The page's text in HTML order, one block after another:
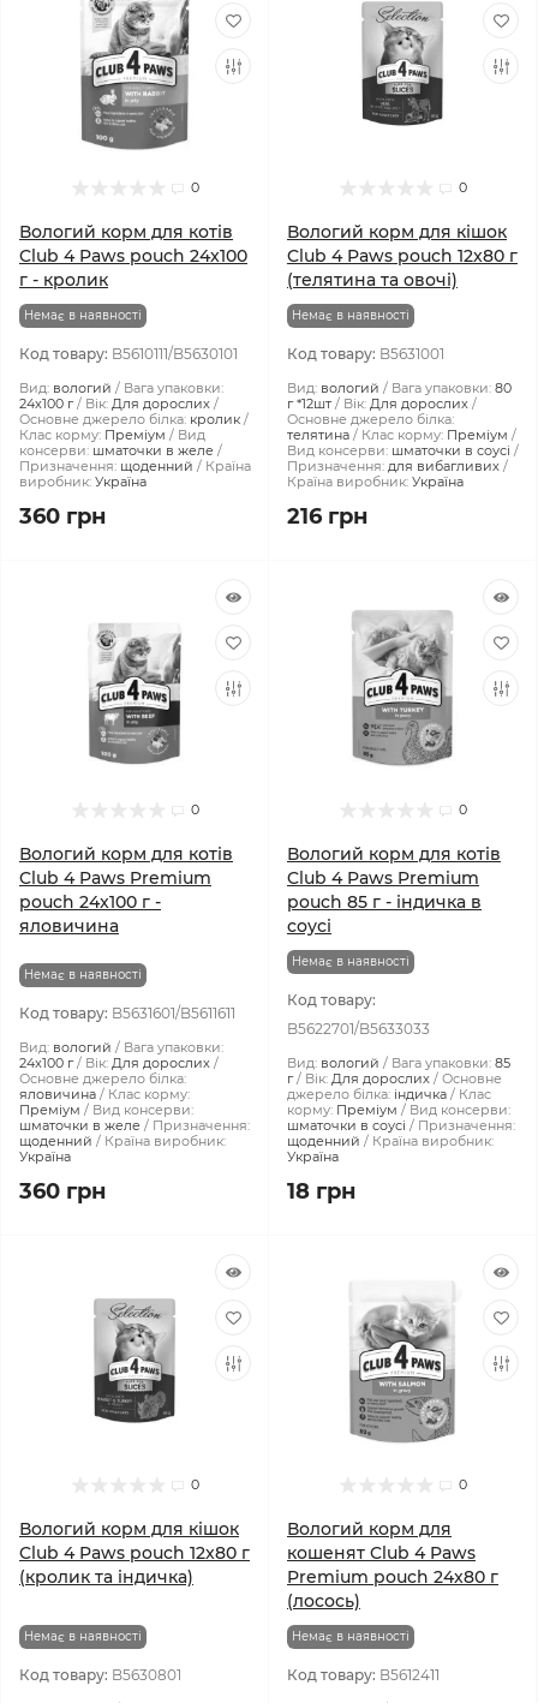
0
Вологий корм для котів
Club 4 Paws pouch 24x100
г - кролик
Немає в наявності
Код товару: B5610111/B5630101
Вид: вологий
Вага упаковки:
24x100 г
Вік: Для дорослих
Основне джерело білка: кролик
Клас корму: Преміум
Вид
консерви: шматочки в желе
Призначення: щоденний
Країна
виробник: Україна
360 грн
0
Вологий корм для кішок
Club 4 Paws pouch 12x80 г
(телятина та овочі)
Немає в наявності
Код товару: B5631001
Вид: вологий Вага упаковки: 80
г *12шт
Вік: Для дорослих
Основне джерело білка:
телятина
Клас корму: Преміум
Вид консерви: шматочки в соусі
Призначення: для вибагливих
Країна виробник: Україна
216 грн
0
Вологий корм для котів
Club 4 Paws Premium
pouch 24x100 г -
яловичина
Немає в наявності
Код товару: B5631601/B5611611
Вид: вологий
Вага упаковки:
24x100 г
Вік: Для дорослих
Основне джерело білка:
яловичина
Клас корму:
Преміум
Вид консерви:
шматочки в желе
Призначення:
щоденний
Країна виробник:
Україна
360 грн
0
Вологий корм для котів
Club 4 Paws Premium
pouch 85 г - індичка в
соусі
Немає в наявності
Код товару:
B5622701/B5633033
Вид: вологий Вага упаковки: 85
г
Вік: Для дорослих
Основне
джерело білка: індичка
Клас
корму: Преміум
Вид консерви:
шматочки в соусі
Призначення:
щоденний
Країна виробник:
Україна
18 грн
0
Вологий корм для кішок
Club 4 Paws pouch 12x80 г
(кролик та індичка)
Немає в наявності
Код товару: B5630801
0
Вологий корм для
кошенят Club 4 Paws
Premium pouch 24x80 г
(лосось)
Немає в наявності
Код товару: B5612411